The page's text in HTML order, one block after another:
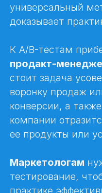
универсальный
доказывает
К A/B-тестам
продакт-
стоит задача
воронку продаж
конверсии, а
компании
ее продукты или
Маркетологам
тестирование,